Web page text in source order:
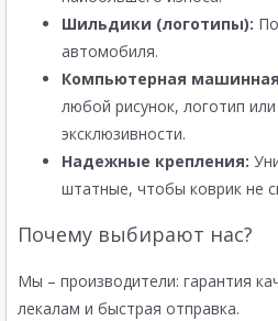
Шильдики (логотипы):
автомобиля.
Компьютерная
любой рисунок, логотип
эксклюзивности.
Надежные крепления:
штатные, чтобы коврик не
Почему выбирают нас?
Мы – производители: гарантия
лекалам и быстрая отправка.